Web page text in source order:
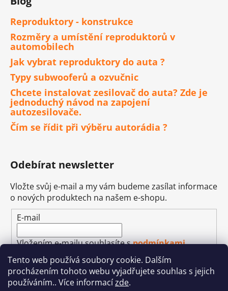
Tento web používá soubory cookie. Dalším
procházením tohoto webu vyjadřujete souhlas s jejich
používáním.. Více informacízde.
Reproduktory - konstrukce
Rozměry a umístění reproduktorů v
automobilech
Jak vybrat reproduktory do auta ?
Typy subwooferů a ozvučnic
Chcete instalovat zesilovač do auta? Zde je
jednoduchý návod na zapojení
autozesilovače.
Čím se řídit při výběru autorádia ?
Odebírat newsletter
Vložte svůj e-mail a my vám budeme zasílat informace
o nových produktech na našem e-shopu.
E-mail
Vložením e-mailu souhlasíte spodmínkami
ochrany osobních údajů
PŘIHLÁSIT SE